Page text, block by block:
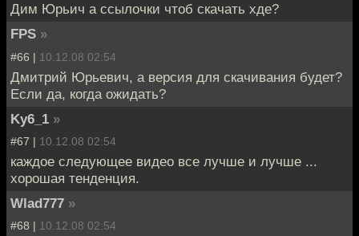
Дим Юрьич а ссылочки чтоб скачать хде?
FPS »
#66 | 10.12.08 02:54
Дмитрий Юрьевич, а версия для скачивания будет?
Если да, когда ожидать?
Ky6_1 »
#67 | 10.12.08 02:54
каждое следующее видео все лучше и лучше ...
хорошая тенденция.
Wlad777 »
#68 | 10.12.08 02:54